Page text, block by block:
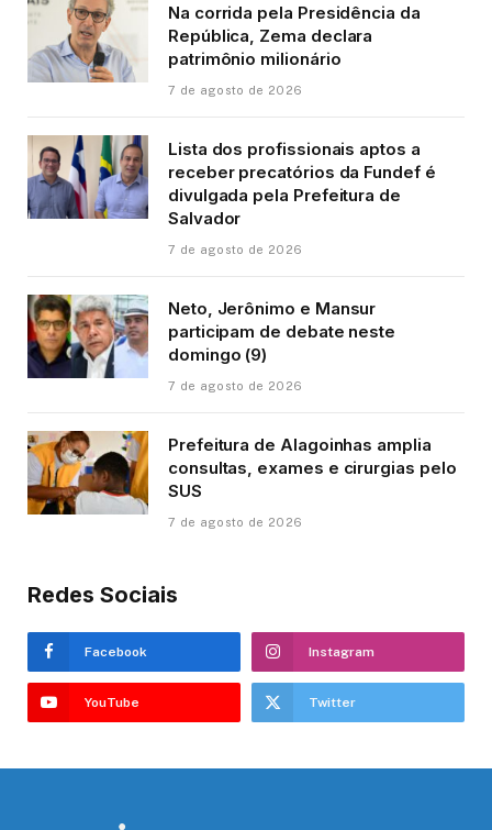
Na corrida pela Presidência da
República, Zema declara
patrimônio milionário
7 de agosto de 2026
Lista dos profissionais aptos a
receber precatórios da Fundef é
divulgada pela Prefeitura de
Salvador
7 de agosto de 2026
Neto, Jerônimo e Mansur
participam de debate neste
domingo (9)
7 de agosto de 2026
Prefeitura de Alagoinhas amplia
consultas, exames e cirurgias pelo
SUS
7 de agosto de 2026
Redes Sociais
Facebook Instagram
YouTube Twitter